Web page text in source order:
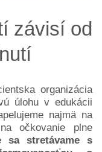
závisí od
organizácia
úlohu v edukácii
najmä na
očkovanie plne
sa stretávame s